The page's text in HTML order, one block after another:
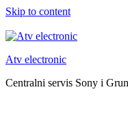
Skip to content
Atv electronic
Centralni servis Sony i